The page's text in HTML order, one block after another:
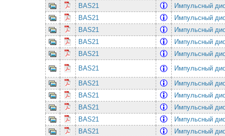
BAS21
Импульсный
BAS21
Импульсный
BAS21
Импульсный
BAS21
Импульсный
BAS21
Импульсный
BAS21
Импульсный
BAS21
Импульсный
BAS21
Импульсный
BAS21
Импульсный
BAS21
Импульсный
BAS21
Импульсный